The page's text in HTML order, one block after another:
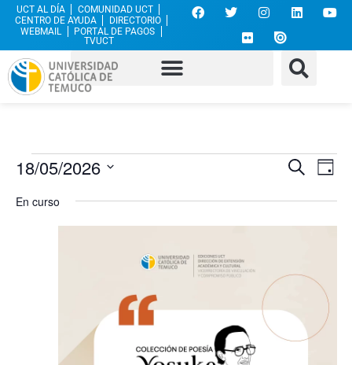
UCT AL DÍA
COMUNIDAD UCT
CENTRO DE AYUDA
DIRECTORIO
WEBMAIL
PORTAL DE PAGOS
TVUCT
de
de
BuscarDía
18/05/2026
la
fecha.
En curso